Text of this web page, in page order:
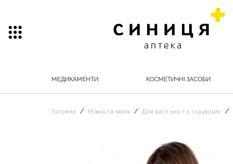
МЕДИКАМЕНТИ КОСМЕТИЧНІ ЗАСОБИ
Головна Мама та маля Для вагітних та годуючих